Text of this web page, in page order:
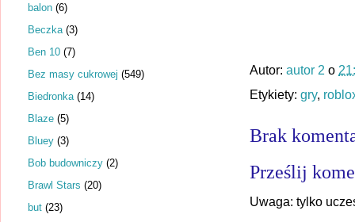
Autor: autor 2 o
Etykiety: gry,
Brak
Prześlij
Uwaga: tylko
balon (6)
Beczka (3)
Ben 10 (7)
Bez masy cukrowej (549)
Biedronka (14)
Blaze (5)
Bluey (3)
Bob budowniczy (2)
Brawl Stars (20)
but (23)